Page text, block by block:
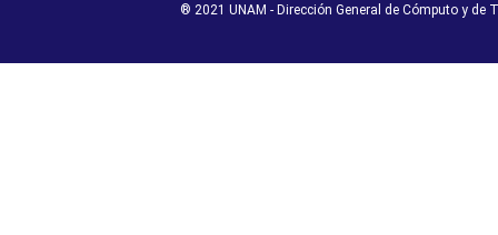
® 2021 UNAM - Dirección General de Cómputo y